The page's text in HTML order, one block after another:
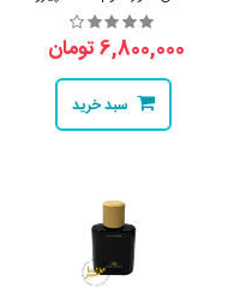
6,800,000 تومان
سبد خرید